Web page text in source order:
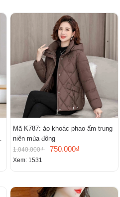
Mã K787: áo khoác phao ấm trung
niên mùa đông
1.040.000₫ 750.000₫
Xem: 1531